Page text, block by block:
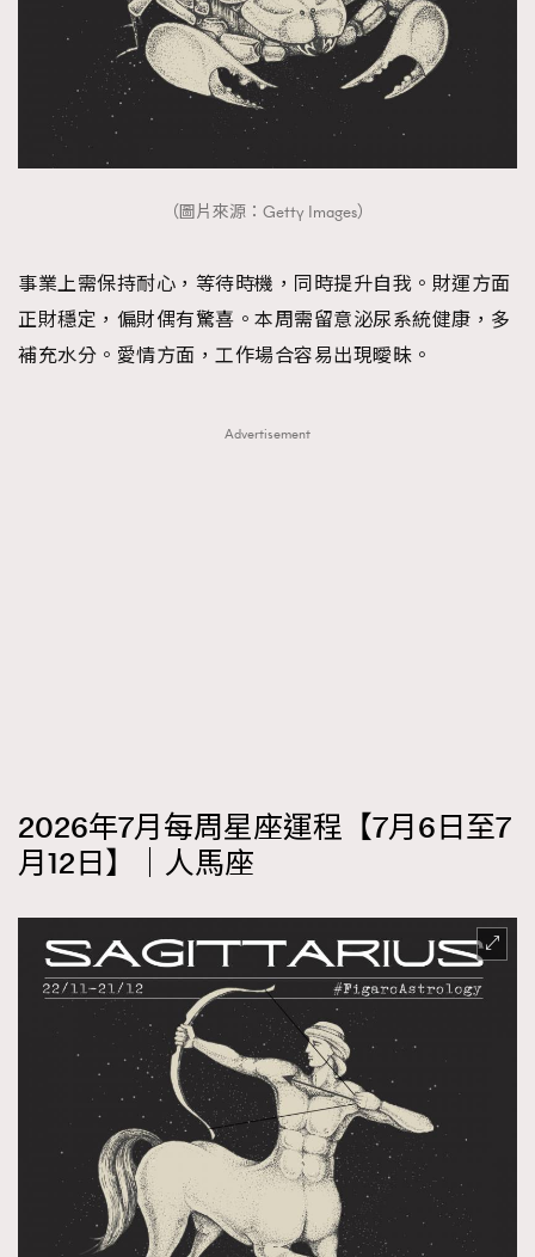
（圖片來源：Getty Images）
事業上需保持耐心，等待時機，同時提升自我。財運方面
正財穩定，偏財偶有驚喜。本周需留意泌尿系統健康，多
補充水分。愛情方面，工作場合容易出現曖昧。
Advertisement
2026年7月每周星座運程【7月6日至7
月12日】｜人馬座